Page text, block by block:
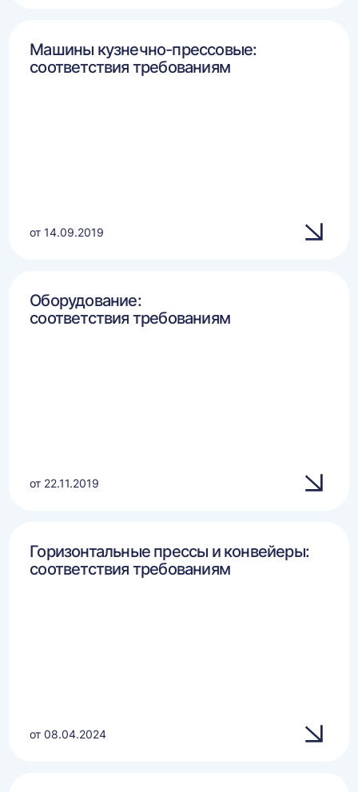
Машины кузнечно-прессовые:
соответствия требованиям
от 14.09.2019
Оборудование:
соответствия требованиям
от 22.11.2019
Горизонтальные прессы и конвейеры:
соответствия требованиям
от 08.04.2024